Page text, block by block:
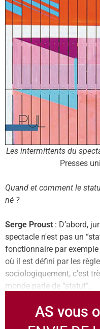
Les intermittents du
Presses
Quand et comment le
né ?
Serge Proust : D’abord,
spectacle n'est pas un
fonctionnaire par exemple
où il est défini par les
sociologiquement, c'est
monde parle de “statut”,
AS vous